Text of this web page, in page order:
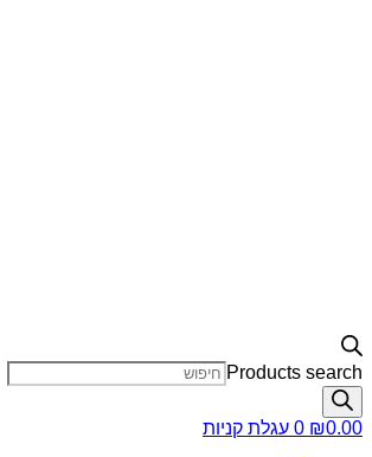
Products search
₪0.00
0 עגלת קניות